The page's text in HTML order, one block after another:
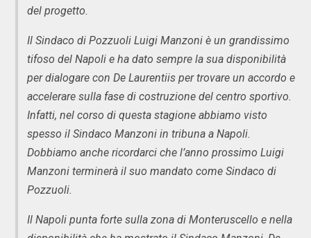
del progetto.
Il Sindaco di Pozzuoli Luigi Manzoni è un grandissimo
tifoso del Napoli e ha dato sempre la sua disponibilità
per dialogare con De Laurentiis per trovare un accordo e
accelerare sulla fase di costruzione del centro sportivo.
Infatti, nel corso di questa stagione abbiamo visto
spesso il Sindaco Manzoni in tribuna a Napoli.
Dobbiamo anche ricordarci che l’anno prossimo Luigi
Manzoni terminerà il suo mandato come Sindaco di
Pozzuoli.
Il Napoli punta forte sulla zona di Monteruscello e nella